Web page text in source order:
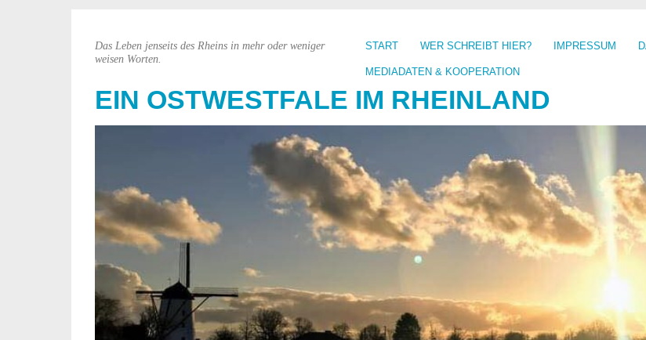
START WER SCHREIBT HIER? IMPRESSUM
MEDIADATEN & KOOPERATION
EIN OSTWESTFALE IM RHEINLAND
Das Leben jenseits des Rheins in mehr oder weniger
weisen Worten.